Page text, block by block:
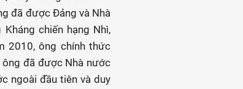
đã được Đảng và Nhà
chiến hạng Nhì,
2010, ông chính thức
ông đã được Nhà nước
ngoài đầu tiên và duy